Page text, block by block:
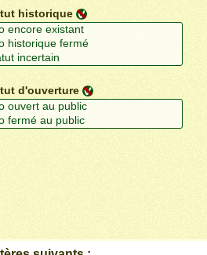
historique
d'ouverture